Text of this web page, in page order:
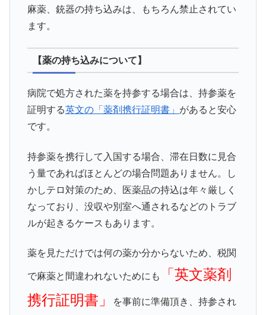
麻薬、銃器の持ち込みは、もちろん禁止されてい
ます。
【薬の持ち込みについて】
病院で処方された薬を持参する場合は、持参薬を
証明する英文の「薬剤携行証明書」 があると安心
です。
持参薬を携行して入国する場合、滞在日数に見合
う量であればほとんどの場合問題ありません。し
かしテロ対策のため、医薬品の持込は年々厳しく
なっており、没収や別室へ通されるなどのトラブ
ルが起きるケースもあります。
薬を見ただけでは何の薬か分からないため、税関
で麻薬と間違われないためにも
「英文薬剤
携行証明書」
を事前に準備頂き、持参され